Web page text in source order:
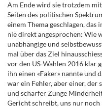
Am Ende wird sie trotzdem
Seiten des politischen
einem Thema geschlagen,
nie direkt angesprochen: Wie
unabhängige und
mal über das Ziel
vor den US-Wahlen 2016 klar
ihn einen «Faker» nannteund
war ein Fehler, aber einer,
und scharfer Zunge
Gericht schreibt, uns nur